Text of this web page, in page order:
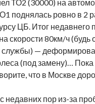
ТО2 (30000) на
поднялась ровно в 2
ЦБ. Итог недавнего
скорости 80км/ч (будь
службы) —
(под замену)… Пока
что в Москве
недавних пор из-за